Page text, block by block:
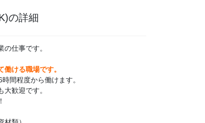
の詳細
仕事です。
ける職場です。
間程度から働けます。
歓迎です。